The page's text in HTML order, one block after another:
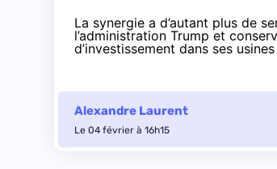
La synergie a d’autant plus de
l’administration Trump et
d’investissement dans ses
Alexandre Laurent
Le 04 février à 16h15